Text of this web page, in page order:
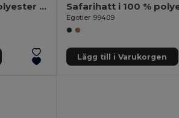
Keps av återvunnen polyester (100 % rPET)
Egotier 99409
Lägg till i Varukorgen